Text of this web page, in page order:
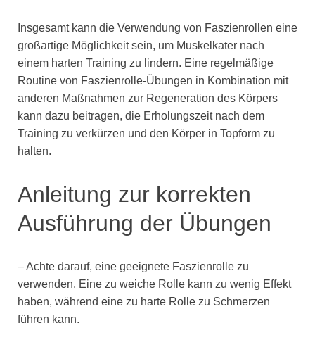
Insgesamt kann die Verwendung von Faszienrollen eine
großartige Möglichkeit sein, um Muskelkater nach
einem harten Training zu lindern. Eine regelmäßige
Routine von Faszienrolle-Übungen in Kombination mit
anderen Maßnahmen zur Regeneration des Körpers
kann dazu beitragen, die Erholungszeit nach dem
Training zu verkürzen und den Körper in Topform zu
halten.
Anleitung zur korrekten
Ausführung der Übungen
– Achte darauf, eine geeignete Faszienrolle zu
verwenden. Eine zu weiche Rolle kann zu wenig Effekt
haben, während eine zu harte Rolle zu Schmerzen
führen kann.